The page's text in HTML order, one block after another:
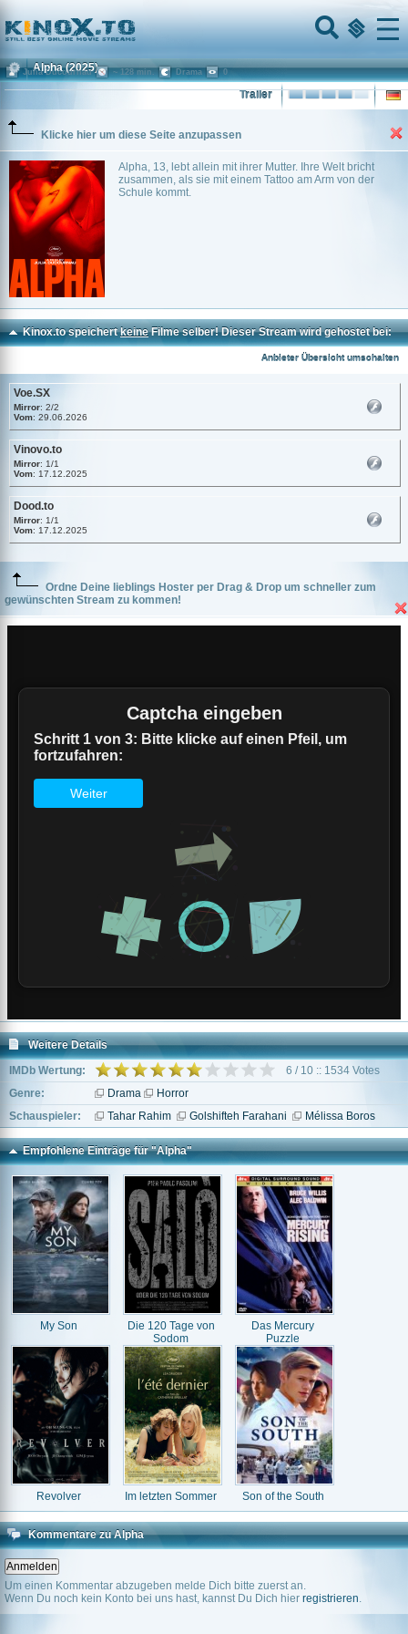
Home
Menu
Alpha (2025)
Trailer
Klicke hier um diese Seite anzupassen
Alpha, 13, lebt allein mit ihrer Mutter. Ihre Welt bricht
zusammen, als sie mit einem Tattoo am Arm von der
Schule kommt.
Julia Ducournau ~ 128 min. Drama 0
Kinox.to speichertkeineFilme selber! Dieser Stream wird gehostet bei:
Anbieter Übersicht umschalten
Voe.SX
Mirror: 2/2
Vom: 29.06.2026
Vinovo.to
Mirror: 1/1
Vom: 17.12.2025
Dood.to
Mirror: 1/1
Vom: 17.12.2025
Ordne Deine lieblings Hoster per Drag & Drop um schneller zum
gewünschten Stream zu kommen!
Weitere Details
IMDb Wertung:
6 / 10 :: 1534 Votes
Genre:
Drama
Horror
Schauspieler:
Tahar Rahim Golshifteh Farahani Mélissa Boros
Empfohlene Einträge für "Alpha"
My Son
Die 120 Tage von
Sodom
Das Mercury
Puzzle
Revolver Im letzten Sommer Son of the South
Kommentare zu Alpha
Um einen Kommentar abzugeben melde Dich bitte zuerst an.
Wenn Du noch kein Konto bei uns hast, kannst Du Dich hier registrieren.